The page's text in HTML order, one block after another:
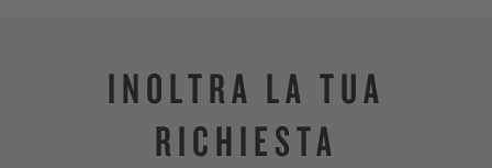
INOLTRA LA TUA
RICHIESTA